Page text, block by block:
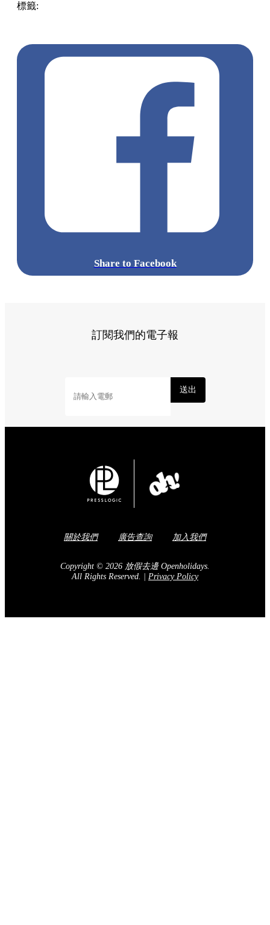
標籤:
Share to Facebook
訂閱我們的電子報
送出
關於我們 廣告查詢 加入我們
Copyright © 2026 放假去邊 Openholidays.
All Rights Reserved. | Privacy Policy